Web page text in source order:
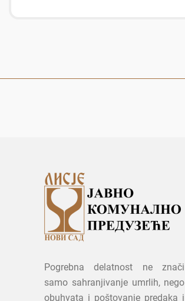
Pogrebna delatnost ne znači
samo sahranjivanje umrlih, nego
obuhvata i poštovanje predaka i